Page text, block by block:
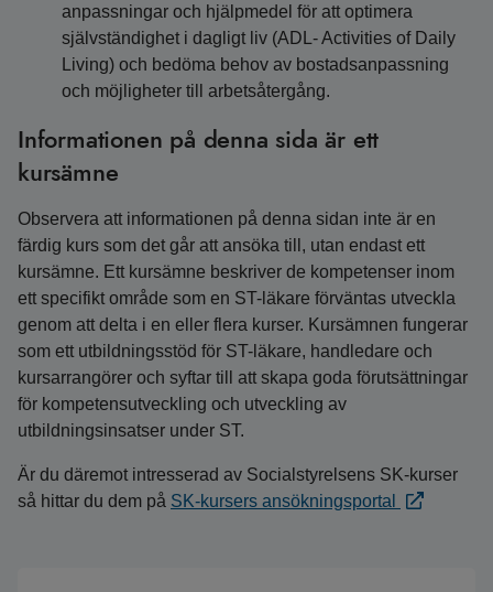
anpassningar och hjälpmedel för att optimera
självständighet i dagligt liv (ADL- Activities of Daily
Living) och bedöma behov av bostadsanpassning
och möjligheter till arbetsåtergång.
Informationen på denna sida är ett
kursämne
Observera att informationen på denna sidan inte är en
färdig kurs som det går att ansöka till, utan endast ett
kursämne. Ett kursämne beskriver de kompetenser inom
ett specifikt område som en ST-läkare förväntas utveckla
genom att delta i en eller flera kurser. Kursämnen fungerar
som ett utbildningsstöd för ST-läkare, handledare och
kursarrangörer och syftar till att skapa goda förutsättningar
för kompetensutveckling och utveckling av
utbildningsinsatser under ST.
Är du däremot intresserad av Socialstyrelsens SK-kurser
så hittar du dem på SK-kursers ansökningsportal